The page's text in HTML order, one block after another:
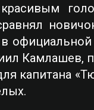
Камлашев,
капитана